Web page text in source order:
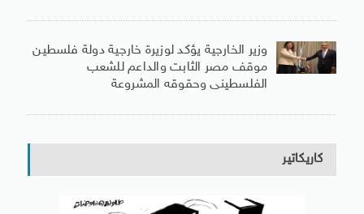
وزير الخارجية يؤكد لوزيرة خارجية دولة فلسطين
موقف مصر الثابت والداعم للشعب
الفلسطينى وحقوقه المشروعة
كاريكاتير